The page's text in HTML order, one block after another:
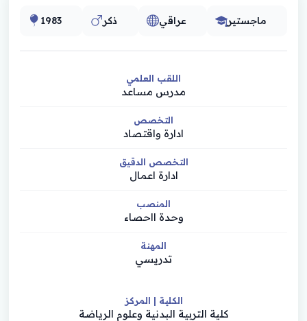
1983 ذكر عراقي ماجستير
اللقب العلمي
مدرس مساعد
التخصص
ادارة واقتصاد
التخصص الدقيق
ادارة اعمال
المنصب
وحدة ااحصاء
المهنة
تدريسي
الكلية | المركز
كلية التربية البدنية وعلوم الرياضة